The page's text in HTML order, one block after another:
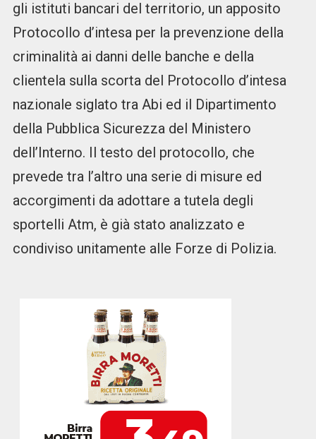
gli istituti bancari del territorio, un apposito
Protocollo d’intesa per la prevenzione della
criminalità ai danni delle banche e della
clientela sulla scorta del Protocollo d’intesa
nazionale siglato tra Abi ed il Dipartimento
della Pubblica Sicurezza del Ministero
dell’Interno. Il testo del protocollo, che
prevede tra l’altro una serie di misure ed
accorgimenti da adottare a tutela degli
sportelli Atm, è già stato analizzato e
condiviso unitamente alle Forze di Polizia.